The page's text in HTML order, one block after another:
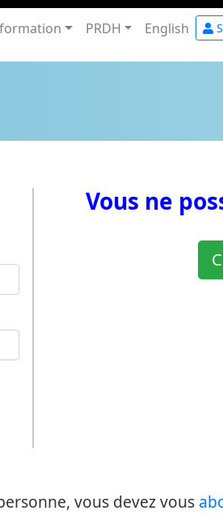
PRDH English
Vous ne
vous devez vous